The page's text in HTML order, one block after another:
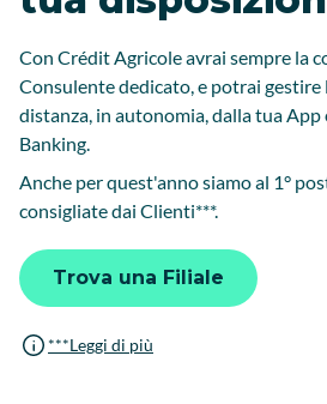
Con Crédit Agricole avrai sempre la
Consulente dedicato, e potrai gestire
distanza, in autonomia, dalla tua App
Banking.
Anche per quest'anno siamo al 1°
consigliate dai Clienti***.
Trova una Filiale
***Leggi di più